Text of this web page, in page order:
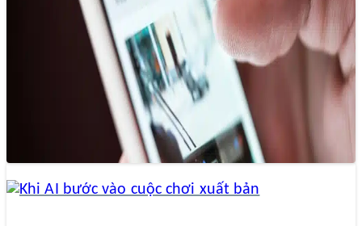
10 đặc điểm của công chúng báo chí
Trong thời đại công nghệ số hiện nay, công chúng báo chí
đã và đang trải qua những biến đổi đáng kể, tạo…